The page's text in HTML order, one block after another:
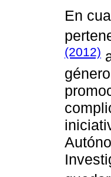
En
(2012)